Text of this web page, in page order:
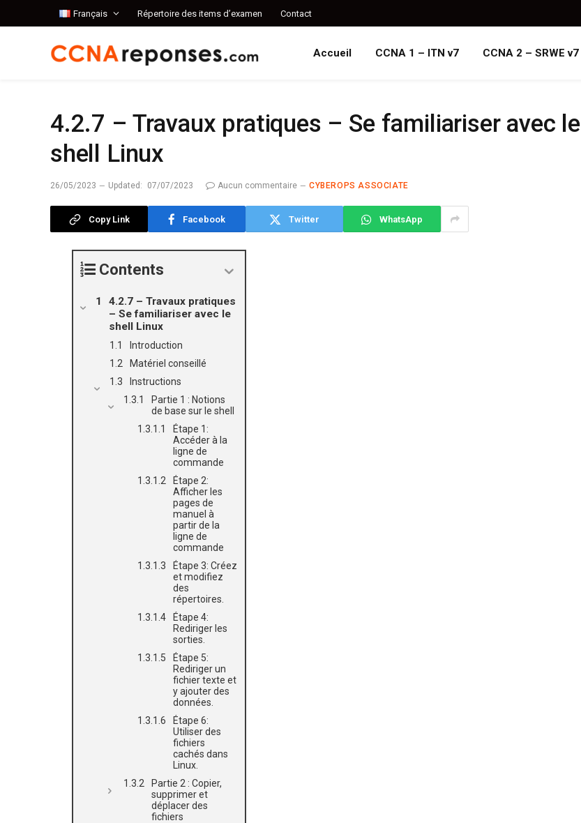
Français Répertoire des items d’examen Contact
Accueil CCNA 1 – ITN v7 CCNA 2 – SRWE v7
4.2.7 – Travaux pratiques – Se familiariser avec le
shell Linux
26/05/2023 Updated: 07/07/2023 Aucun commentaire CYBEROPS ASSOCIATE
Copy Link Facebook Twitter WhatsApp
Contents
4.2.7 – Travaux pratiques
– Se familiariser avec le
shell Linux
Introduction
Matériel conseillé
Instructions
Partie 1 : Notions
de base sur le shell
Étape 1:
Accéder à la
ligne de
commande
Étape 2:
Afficher les
pages de
manuel à
partir de la
ligne de
commande
Étape 3: Créez
et modifiez
des
répertoires.
Étape 4:
Rediriger les
sorties.
Étape 5:
Rediriger un
fichier texte et
y ajouter des
données.
Étape 6:
Utiliser des
fichiers
cachés dans
Linux.
Partie 2 : Copier,
supprimer et
déplacer des
fichiers